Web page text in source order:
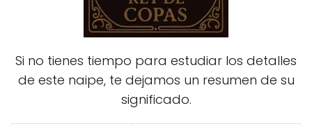
Si no tienes tiempo para estudiar los detalles
de este naipe, te dejamos un resumen de su
significado.